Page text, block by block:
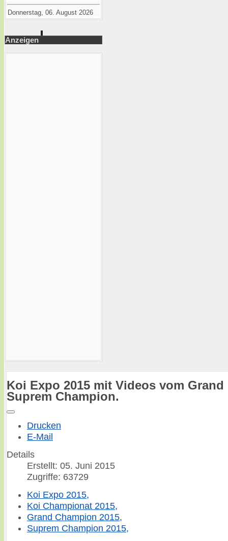
Donnerstag, 06. August 2026
Anzeigen
Koi Expo 2015 mit Videos vom Grand
Suprem Champion.
Drucken
E-Mail
Details
Erstellt: 05. Juni 2015
Zugriffe: 63729
Koi Expo 2015,
Koi Championat 2015,
Grand Champion 2015,
Suprem Champion 2015,